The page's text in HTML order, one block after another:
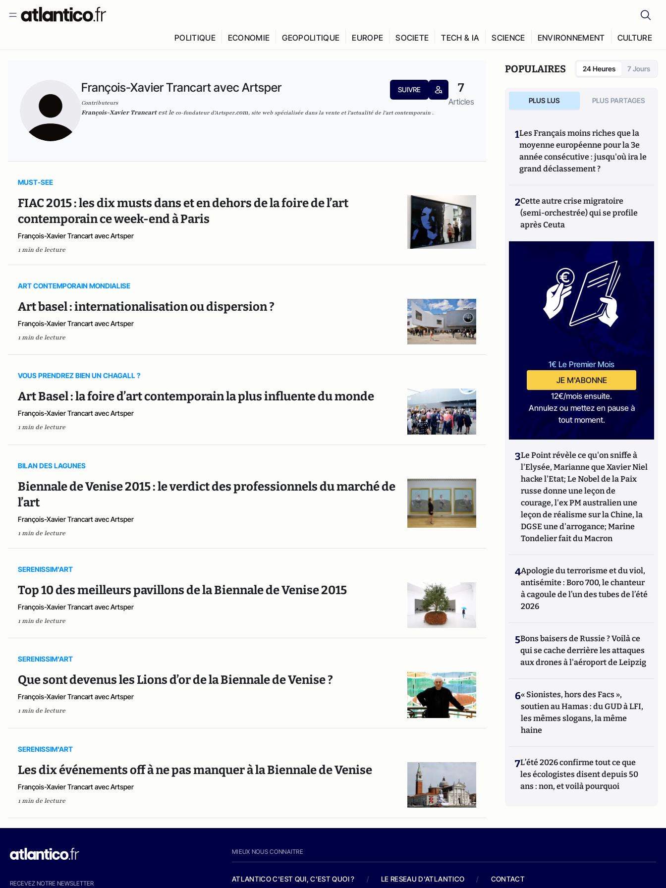
POLITIQUE ECONOMIE GEOPOLITIQUE EUROPE SOCIETE TECH & IA SCIENCE ENVIRONNEMENT CULTURE
François-Xavier Trancart avec Artsper
Contributeurs
SUIVRE 7
Articles
François-Xavier Trancartest le co-fondateurd'Artsper.com, site web spécialisée dans la vente et l'actualité de l'art contemporain .
MUST-SEE
FIAC 2015 : les dix musts dans et en dehors de la foire de l’art
contemporain ce week-end à Paris
François-Xavier Trancart avec Artsper
1 min de lecture
ART CONTEMPORAIN MONDIALISE
Art basel : internationalisation ou dispersion ?
François-Xavier Trancart avec Artsper
1 min de lecture
VOUS PRENDREZ BIEN UN CHAGALL ?
Art Basel : la foire d’art contemporain la plus influente du monde
François-Xavier Trancart avec Artsper
1 min de lecture
BILAN DES LAGUNES
Biennale de Venise 2015 : le verdict des professionnels du marché de
l’art
François-Xavier Trancart avec Artsper
1 min de lecture
SERENISSIM'ART
Top 10 des meilleurs pavillons de la Biennale de Venise 2015
François-Xavier Trancart avec Artsper
1 min de lecture
SERENISSIM'ART
Que sont devenus les Lions d’or de la Biennale de Venise ?
François-Xavier Trancart avec Artsper
1 min de lecture
SERENISSIM'ART
Les dix événements off à ne pas manquer à la Biennale de Venise
François-Xavier Trancart avec Artsper
1 min de lecture
POPULAIRES 24 Heures 7 Jours
PLUS LUS PLUS PARTAGES
1Les Français moins riches que la
moyenne européenne pour la 3e
année consécutive : jusqu'où ira le
grand déclassement ?
2Cette autre crise migratoire
(semi-orchestrée) qui se profile
après Ceuta
1€ Le Premier Mois
JE M'ABONNE
12€/mois ensuite.
Annulez ou mettez en pause à
tout moment.
3Le Point révèle ce qu'on sniffe à
l'Elysée, Marianne que Xavier Niel
hacke l'Etat; Le Nobel de la Paix
russe donne une leçon de
courage, l'ex PM australien une
leçon de réalisme sur la Chine, la
DGSE une d'arrogance; Marine
Tondelier fait du Macron
4Apologie du terrorisme et du viol,
antisémite : Boro 700, le chanteur
à cagoule de l’un des tubes de l’été
2026
5Bons baisers de Russie ? Voilà ce
qui se cache derrière les attaques
aux drones à l'aéroport de Leipzig
6« Sionistes, hors des Facs »,
soutien au Hamas : du GUD à LFI,
les mêmes slogans, la même
haine
7L’été 2026 confirme tout ce que
les écologistes disent depuis 50
ans : non, et voilà pourquoi
RECEVEZ NOTRE NEWSLETTER
MIEUX NOUS CONNAITRE
ATLANTICO C'EST QUI, C'EST QUOI ? / LE RESEAU D'ATLANTICO / CONTACT